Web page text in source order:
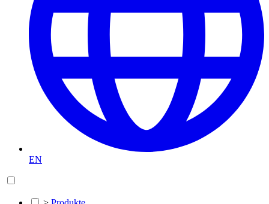
EN